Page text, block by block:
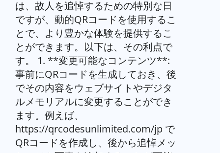
は、故人を追悼するための特別な日
ですが、動的QRコードを使用するこ
とで、より豊かな体験を提供するこ
とができます。以下は、その利点で
す。 1. **変更可能なコンテンツ**:
事前にQRコードを生成しておき、後
でその内容をウェブサイトやデジタ
ルメモリアルに変更することができ
ます。例えば、
https://qrcodesunlimited.com/jp で
QRコードを作成し、後から追悼メッ